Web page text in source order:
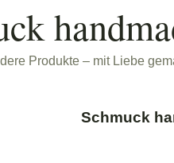
Produkte – mit Liebe
Schmuck